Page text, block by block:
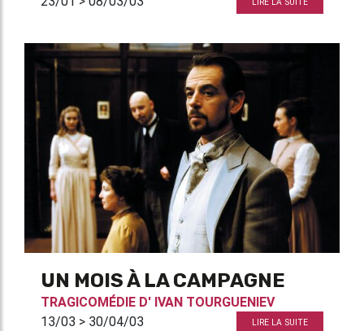
LIRE LA SUITE
UN MOIS À LA CAMPAGNE
TRAGICOMÉDIE D' IVAN TOURGUENIEV
13/03 > 30/04/03
LIRE LA SUITE